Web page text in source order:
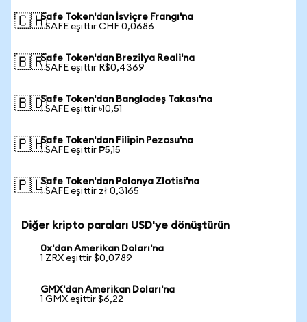
🇨🇭Safe Token'dan İsviçre Frangı'na
1 SAFE eşittir CHF 0,0686
🇧🇷Safe Token'dan Brezilya Reali'na
1 SAFE eşittir R$0,4369
🇧🇩Safe Token'dan Bangladeş Takası'na
1 SAFE eşittir ৳10,51
🇵🇭Safe Token'dan Filipin Pezosu'na
1 SAFE eşittir ₱5,15
🇵🇱Safe Token'dan Polonya Zlotisi'na
1 SAFE eşittir zł 0,3165
Diğer kripto paraları USD'ye dönüştürün
0x'dan Amerikan Doları'na
1 ZRX eşittir $0,0789
GMX'dan Amerikan Doları'na
1 GMX eşittir $6,22